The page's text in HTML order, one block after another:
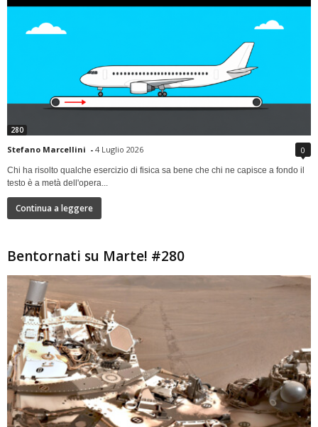
280
Stefano Marcellini - 4 Luglio 2026 0
Chi ha risolto qualche esercizio di fisica sa bene che chi ne capisce a fondo il
testo è a metà dell'opera...
Continua a leggere
Bentornati su Marte! #280